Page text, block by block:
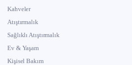
Kahveler
Atıştırmalık
Sağlıklı Atıştırmalık
Ev & Yaşam
Kişisel Bakım